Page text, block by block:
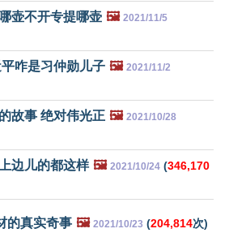
壶不开专提哪壶 🖼️ 2021/11/5
咋是习仲勋儿子 🖼️ 2021/11/2
故事 绝对伟光正 🖼️ 2021/10/28
边儿的都这样 🖼️ 2021/10/24 (346,170
的真实奇事 🖼️ 2021/10/23 (204,814次)